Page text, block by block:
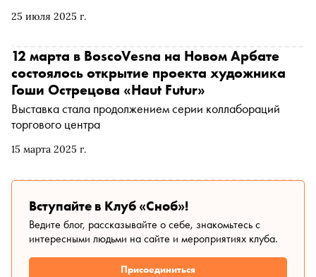
25 июля 2025 г.
15 марта 2025 г.
12 марта в BoscoVesna на Новом Арбате
состоялось открытие проекта художника
Гоши Острецова «Haut Futur»
Выставка стала продолжением серии коллабораций
торгового центра
Вступайте в Клуб «Сноб»!
Ведите блог, рассказывайте о себе, знакомьтесь с
интересными людьми на сайте и мероприятиях клуба.
Присоединиться